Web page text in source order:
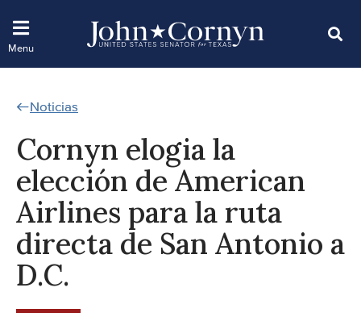
Noticias
Cornyn elogia la
elección de American
Airlines para la ruta
directa de San Antonio a
D.C.